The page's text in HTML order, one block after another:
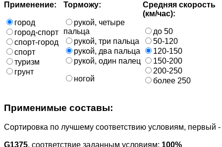
Применение:
город
город-спорт
спорт-город
спорт
туризм
грунт
Торможу:
рукой, четыре
пальца
рукой, три пальца
рукой, два пальца
рукой, один палец
ногой
Средняя скорость
(км/час):
до 50
50-120
120-150
150-200
200-250
более 250
Применимые составы:
Cортировка по лучшему соответствию условиям, первый
G1375, соответствие заданным условиям: 100%